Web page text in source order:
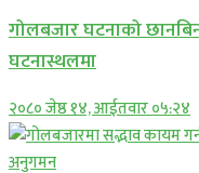
गोलबजार घटनाको
घटनास्थलमा
२०८० जेष्ठ १४, आईतवार ०५:२४